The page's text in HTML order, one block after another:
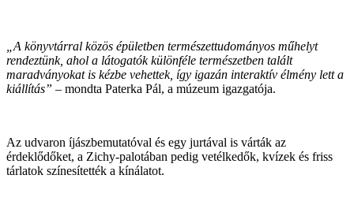
„A könyvtárral közös épületben természettudományos műhelyt
rendeztünk, ahol a látogatók különféle természetben talált
maradványokat is kézbe vehettek, így igazán interaktív élmény lett a
kiállítás” – mondta Paterka Pál, a múzeum igazgatója.
Az udvaron íjászbemutatóval és egy jurtával is várták az
érdeklődőket, a Zichy-palotában pedig vetélkedők, kvízek és friss
tárlatok színesítették a kínálatot.